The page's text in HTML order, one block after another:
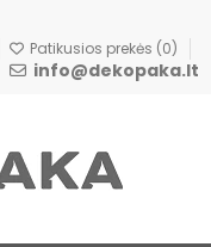
Patikusios prekės (0)
info@dekopaka.lt